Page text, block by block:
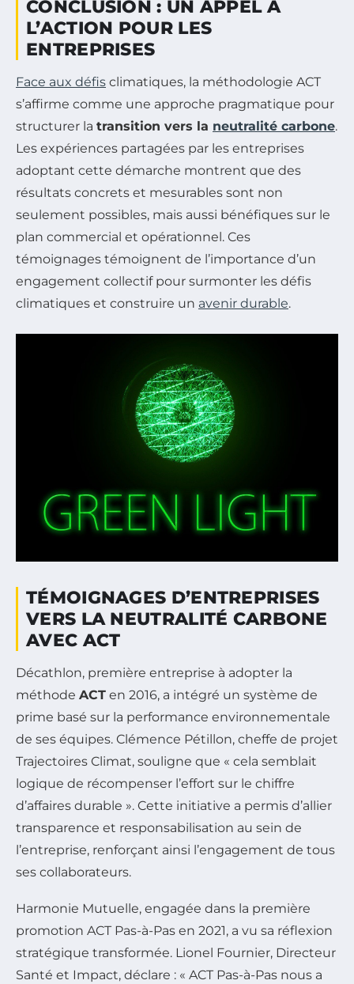
CONCLUSION : UN APPEL À
L’ACTION POUR LES
ENTREPRISES
Face aux défis climatiques, la méthodologie ACT
s’affirme comme une approche pragmatique pour
structurer la transition vers la neutralité carbone.
Les expériences partagées par les entreprises
adoptant cette démarche montrent que des
résultats concrets et mesurables sont non
seulement possibles, mais aussi bénéfiques sur le
plan commercial et opérationnel. Ces
témoignages témoignent de l’importance d’un
engagement collectif pour surmonter les défis
climatiques et construire un avenir durable.
TÉMOIGNAGES D’ENTREPRISES
VERS LA NEUTRALITÉ CARBONE
AVEC ACT
Décathlon, première entreprise à adopter la
méthode ACT en 2016, a intégré un système de
prime basé sur la performance environnementale
de ses équipes. Clémence Pétillon, cheffe de projet
Trajectoires Climat, souligne que « cela semblait
logique de récompenser l’effort sur le chiffre
d’affaires durable ». Cette initiative a permis d’allier
transparence et responsabilisation au sein de
l’entreprise, renforçant ainsi l’engagement de tous
ses collaborateurs.
Harmonie Mutuelle, engagée dans la première
promotion ACT Pas-à-Pas en 2021, a vu sa réflexion
stratégique transformée. Lionel Fournier, Directeur
Santé et Impact, déclare : « ACT Pas-à-Pas nous a